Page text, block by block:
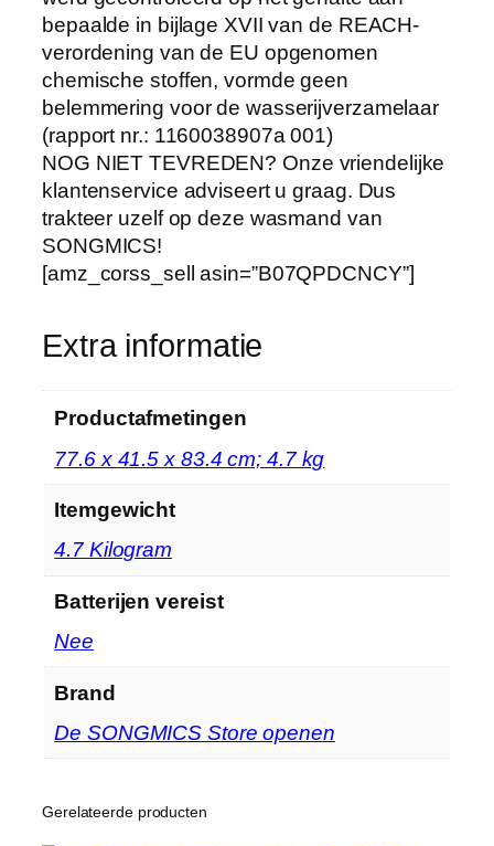
3
a
f
n
e
e
m
b
a
r
e
t
f
n
,
w
s
e
r
bepaalde in bijlage XVII van de REACH-
verordening van de EU opgenomen
chemische stoffen, vormde geen
belemmering voor de wasserijverzamelaar
(rapport nr.: 1160038907a 001)
NOG NIET TEVREDEN? Onze vriendelijke
klantenservice adviseert u graag. Dus
trakteer uzelf op deze wasmand van
SONGMICS!
[amz_corss_sell asin=”B07QPDCNCY”]
Extra informatie
Productafmetingen
‎77.6 x 41.5 x 83.4 cm; 4.7 kg
Itemgewicht
‎4.7 Kilogram
Batterijen vereist
‎Nee
Brand
De SONGMICS Store openen
Gerelateerde producten